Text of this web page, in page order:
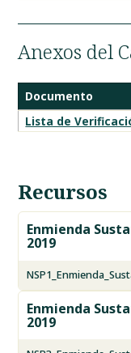
Anexos del
Documentos
de
NSP
Documento
Lista de
Recursos
Enmienda
2019
Enmienda
2019